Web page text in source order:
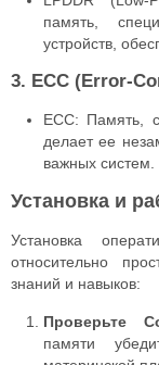
память,
устройств,
3. ECC (Error-
ECC: Память,
делает ее
важных систем.
Установка и
Установка
относительно
знаний и навыков:
Проверьте
памяти